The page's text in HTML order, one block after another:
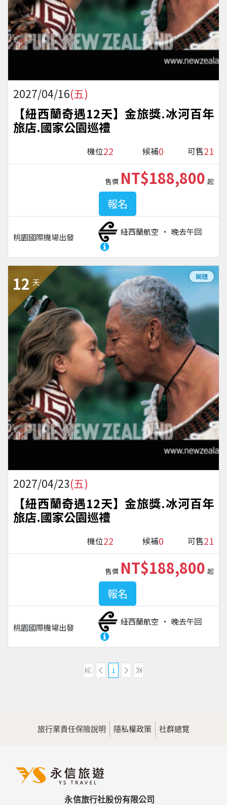
2027/04/16(五)
【紐西蘭奇遇12天】金旅獎.冰河百年
旅店.國家公園巡禮
機位22 候補0 可售21
桃園國際機場出發
紐西蘭航空 晚去午回
售價 NT$188,800 起
報名
12 天
團體
2027/04/23(五)
【紐西蘭奇遇12天】金旅獎.冰河百年
旅店.國家公園巡禮
機位22 候補0 可售21
桃園國際機場出發
紐西蘭航空 晚去午回
售價 NT$188,800 起
報名
1
旅行業責任保險說明 隱私權政策 社群總覽
永信旅行社股份有限公司